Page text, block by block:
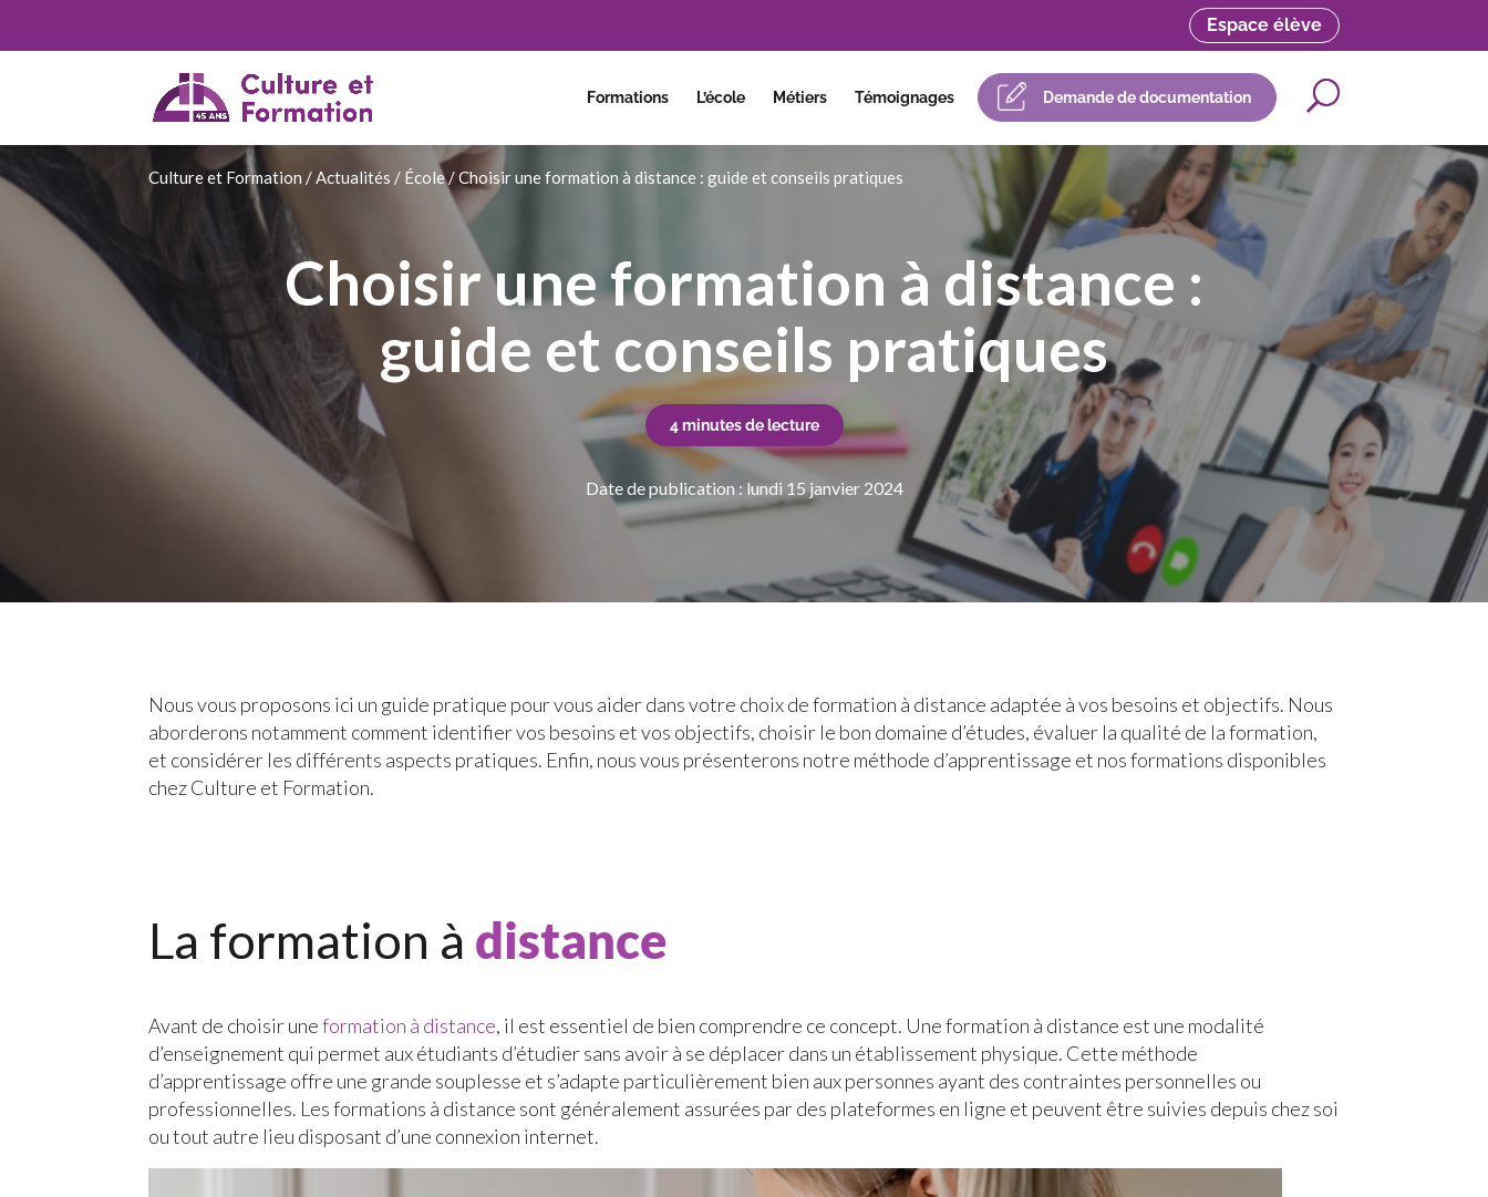
Espace élève
Formations L’école Métiers Témoignages Demande de documentation
Culture et Formation /Actualités / École/Choisir une formation à distance : guide et conseils pratiques
Choisir une formation à distance :
guide et conseils pratiques
4 minutes de lecture
Date de publication : lundi 15 janvier 2024
Nous vous proposons ici un guide pratique pour vous aider dans votre choix de formation à distance adaptée à vos besoins et objectifs. Nous
aborderons notamment comment identifier vos besoins et vos objectifs, choisir le bon domaine d’études, évaluer la qualité de la formation,
et considérer les différents aspects pratiques. Enfin, nous vous présenterons notre méthode d’apprentissage et nos formations disponibles
chez Culture et Formation.
La formation à distance
Avant de choisir uneformation à distance, il est essentiel de bien comprendre ce concept. Une formation à distance est une modalité
d’enseignement qui permet aux étudiants d’étudier sans avoir à se déplacer dans un établissement physique. Cette méthode
d’apprentissage offre une grande souplesse et s’adapte particulièrement bien aux personnes ayant des contraintes personnelles ou
professionnelles. Les formations à distance sont généralement assurées par des plateformes en ligne et peuvent être suivies depuis chez soi
ou tout autre lieu disposant d’une connexion internet.